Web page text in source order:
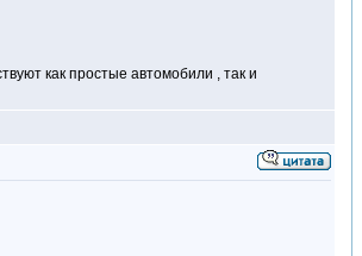
как простые автомобили , так и